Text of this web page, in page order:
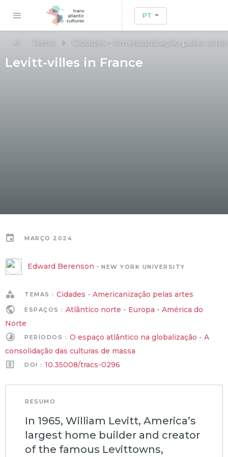
PT
Tema Cidades - Americanização pelas artes
Levitt-villes in France
MARÇO 2024
Edward Berenson - NEW YORK UNIVERSITY
TEMAS : Cidades - Americanização pelas artes
ESPAÇOS : Atlântico norte - Europa - América do
Norte
PERÍODOS : O espaço atlântico na globalização - A
consolidação das culturas de massa
DOI : 10.35008/tracs-0296
RESUMO
In 1965, William Levitt, America’s
largest home builder and creator
of the famous Levittowns,